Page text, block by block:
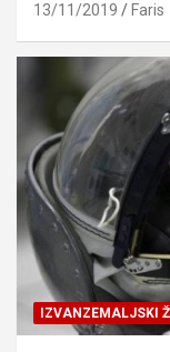
13/11/2019 Faris
IZVANZEMALJSKI